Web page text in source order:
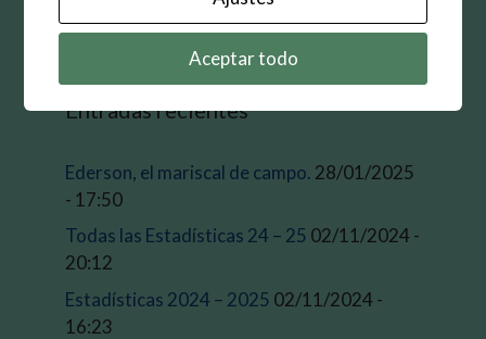
Entradas recientes
Ederson, el mariscal de campo. 28/01/2025
- 17:50
Todas las Estadísticas 24 – 25 02/11/2024 -
20:12
Estadísticas 2024 – 2025 02/11/2024 -
16:23
Aceptar todo